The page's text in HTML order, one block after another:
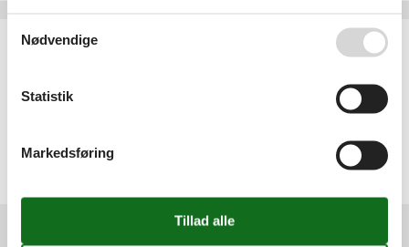
Artikeltyper
Danmark
Nødvendige
Statistik
Markedsføring